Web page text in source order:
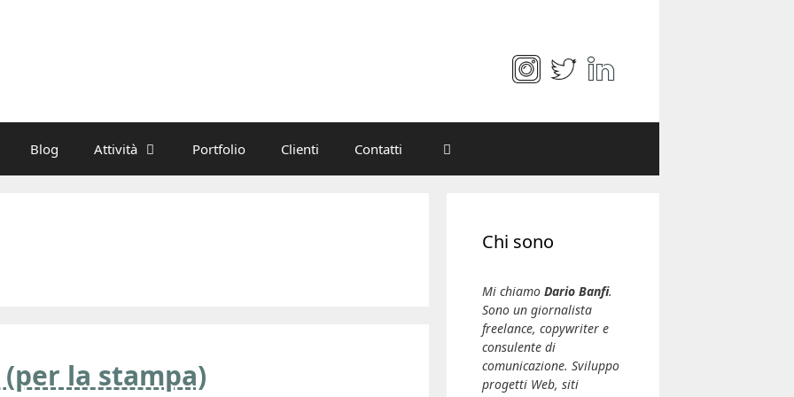
Blog Attività Portfolio Clienti Contatti
la stampa)
Chi sono
Mi chiamo Dario Banfi.
Sono un giornalista
freelance, copywriter e
consulente di
comunicazione. Sviluppo
progetti Web, siti